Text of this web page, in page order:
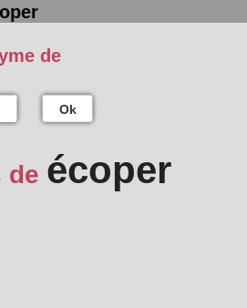
de
Ok
de écoper